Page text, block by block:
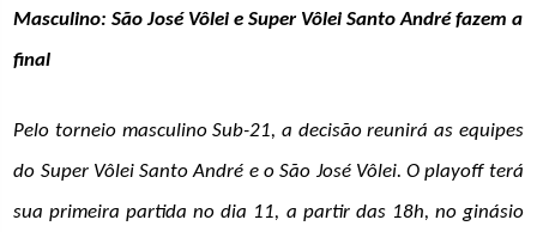
Masculino: São José Vôlei e Super Vôlei Santo André fazem a
final
Pelo torneio masculino Sub-21, a decisão reunirá as equipes
do Super Vôlei Santo André e o São José Vôlei. O playoff terá
sua primeira partida no dia 11, a partir das 18h, no ginásio